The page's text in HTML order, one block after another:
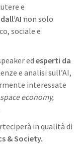
e
non solo
sociale e
ed esperti da
e analisi sull’AI,
interessate
economy,
in qualità di
& Society.